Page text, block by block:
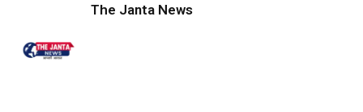
The Janta News